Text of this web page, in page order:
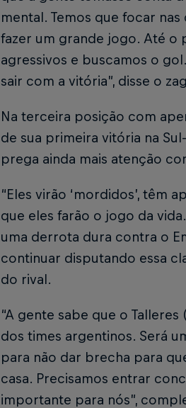
mental. Temos que focar
fazer um grande jogo. Até o
agressivos e buscamos o
sair com a vitória”, disse o
Na terceira posição com
de sua primeira vitória na
prega ainda mais atenção
“Eles virão ‘mordidos’, têm
que eles farão o jogo da
uma derrota dura contra o
continuar disputando essa
do rival.
“A gente sabe que o
dos times argentinos. Será
para não dar brecha para
casa. Precisamos entrar
importante para nós”,